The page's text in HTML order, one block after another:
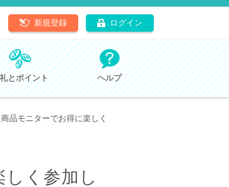
新規登録 ログイン
とポイント ヘルプ
品モニターでお得に楽しく
く参加し